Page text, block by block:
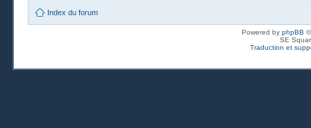
Index du forum
Powered by phpBB
SE
Traduction et